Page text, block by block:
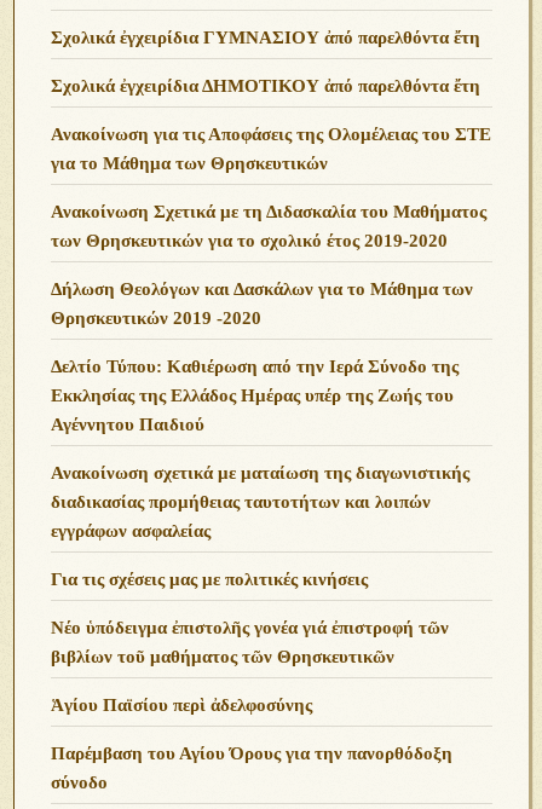
Σχολικά ἐγχειρίδια ΓΥΜΝΑΣΙΟΥ ἀπό παρελθόντα ἔτη
Σχολικά ἐγχειρίδια ΔΗΜΟΤΙΚΟΥ ἀπό παρελθόντα ἔτη
Ανακοίνωση για τις Αποφάσεις της Ολομέλειας του ΣΤΕ
για το Μάθημα των Θρησκευτικών
Ανακοίνωση Σχετικά με τη Διδασκαλία του Μαθήματος
των Θρησκευτικών για το σχολικό έτος 2019-2020
Δήλωση Θεολόγων και Δασκάλων για το Μάθημα των
Θρησκευτικών 2019 -2020
Δελτίο Τύπου: Καθιέρωση από την Ιερά Σύνοδο της
Εκκλησίας της Ελλάδος Ημέρας υπέρ της Ζωής του
Αγέννητου Παιδιού
Ανακοίνωση σχετικά με ματαίωση της διαγωνιστικής
διαδικασίας προμήθειας ταυτοτήτων και λοιπών
εγγράφων ασφαλείας
Για τις σχέσεις μας με πολιτικές κινήσεις
Νέο ὑπόδειγμα ἐπιστολῆς γονέα γιά ἐπιστροφή τῶν
βιβλίων τοῦ μαθήματος τῶν Θρησκευτικῶν
Ἁγίου Παϊσίου περὶ ἀδελφοσύνης
Παρέμβαση του Αγίου Όρους για την πανορθόδοξη
σύνοδο